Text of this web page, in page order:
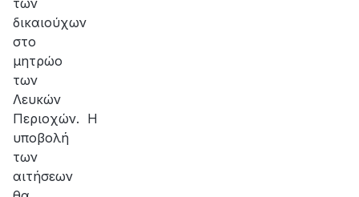
των
δικαιούχων
στο
μητρώο
των
Λευκών
Περιοχών. Η
υποβολή
των
αιτήσεων